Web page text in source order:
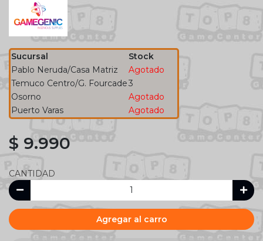
Sucursal
Stock
Pablo Neruda/Casa Matriz
Agotado
Temuco Centro/G. Fourcade3
Osorno
Agotado
Puerto Varas
Agotado
$ 9.990
CANTIDAD
Agregar al carro